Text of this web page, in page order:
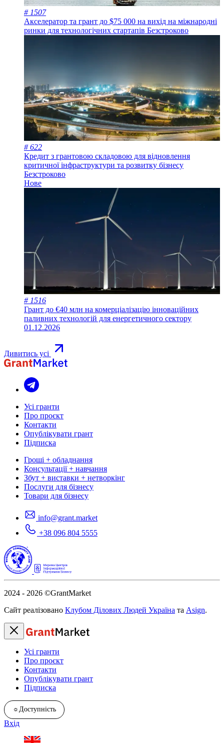
# 1507
Акселератор та грант до $75 000 на вихід на міжнародні
ринки для технологічних стартапів Безстроково
# 622
Кредит з грантовою складовою для відновлення
критичної інфраструктури та розвитку бізнесу
Безстроково
Нове
# 1516
Грант до €40 млн на комерціалізацію інноваційних
паливних технологій для енергетичного сектору
01.12.2026
Дивитись усі
Усі гранти
Про проєкт
Контакти
Опублікувати грант
Підписка
Гроші + обладнання
Консультації + навчання
Збут + виставки + нетворкінг
Послуги для бізнесу
Товари для бізнесу
info@grant.market
+38 096 804 5555
2024 - 2026 ©GrantMarket
Сайт реалізовано Клубом Ділових Людей Україна та Asign.
Усі гранти
Про проєкт
Контакти
Опублікувати грант
Підписка
☼Доступність
Вхід